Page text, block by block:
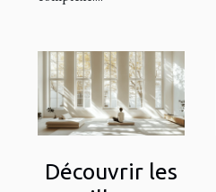
Découvrir les